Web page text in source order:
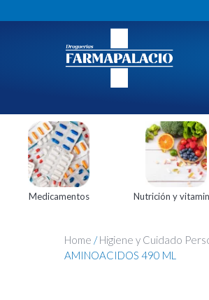
Medicamentos Nutrición y
Home /Higiene y Cuidado
AMINOACIDOS 490 ML